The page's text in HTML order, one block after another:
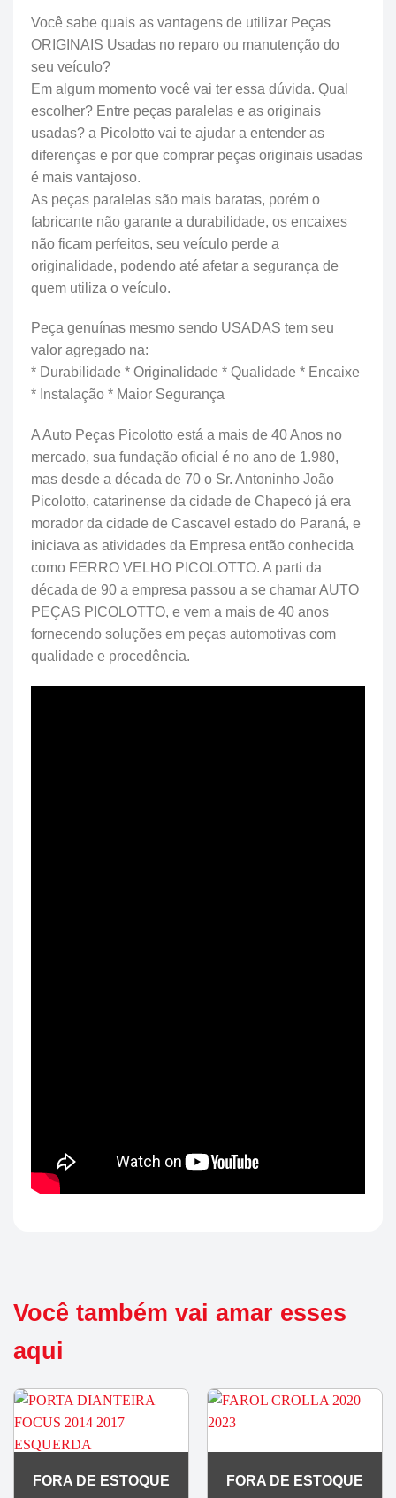
Você sabe quais as vantagens de utilizar Peças
ORIGINAIS Usadas no reparo ou manutenção do
seu veículo?
Em algum momento você vai ter essa dúvida. Qual
escolher? Entre peças paralelas e as originais
usadas? a Picolotto vai te ajudar a entender as
diferenças e por que comprar peças originais usadas
é mais vantajoso.
As peças paralelas são mais baratas, porém o
fabricante não garante a durabilidade, os encaixes
não ficam perfeitos, seu veículo perde a
originalidade, podendo até afetar a segurança de
quem utiliza o veículo.
Peça genuínas mesmo sendo USADAS tem seu
valor agregado na:
* Durabilidade * Originalidade * Qualidade * Encaixe
* Instalação * Maior Segurança
A Auto Peças Picolotto está a mais de 40 Anos no
mercado, sua fundação oficial é no ano de 1.980,
mas desde a década de 70 o Sr. Antoninho João
Picolotto, catarinense da cidade de Chapecó já era
morador da cidade de Cascavel estado do Paraná, e
iniciava as atividades da Empresa então conhecida
como FERRO VELHO PICOLOTTO. A parti da
década de 90 a empresa passou a se chamar AUTO
PEÇAS PICOLOTTO, e vem a mais de 40 anos
fornecendo soluções em peças automotivas com
qualidade e procedência.
Você também vai amar esses
aqui
FORA DE ESTOQUE FORA DE ESTOQUE